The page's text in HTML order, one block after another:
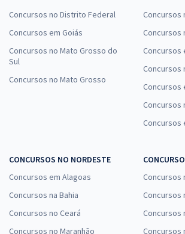
Concursos no Distrito Federal
Concursos em Goiás
Concursos no Mato Grosso do
Sul
Concursos no Mato Grosso
Concursos
Concursos
Concursos
Concursos
Concursos
Concursos
Concursos
CONCURSOS NO NORDESTE
Concursos em Alagoas
Concursos na Bahia
Concursos no Ceará
Concursos no Maranhão
Concursos
Concursos
Concursos
Concursos